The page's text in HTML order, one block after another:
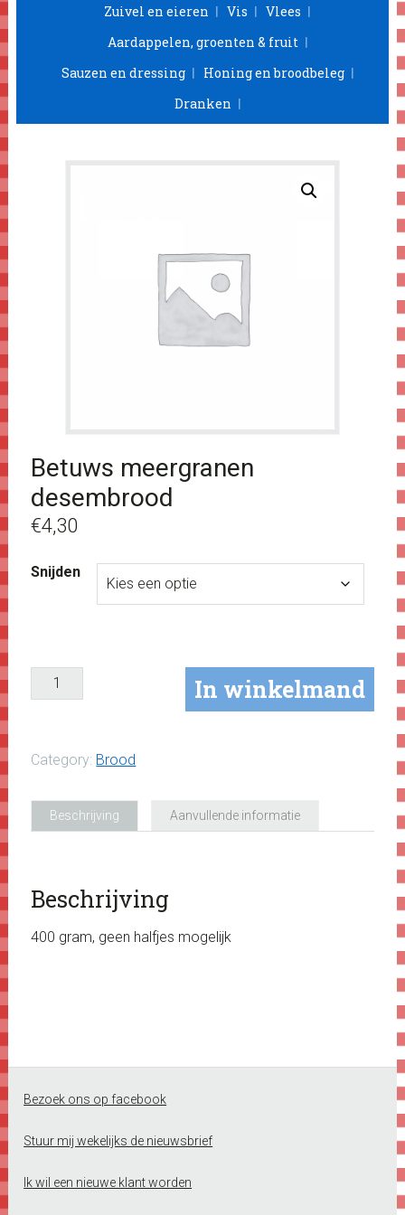
Zuivel en eieren
Vis
Vlees
Aardappelen, groenten & fruit
Sauzen en dressing
Honing en broodbeleg
Dranken
Betuws meergranen
desembrood
€4,30
Snijden
In winkelmand
Category: Brood
Beschrijving Aanvullende informatie
Beschrijving
400 gram, geen halfjes mogelijk
Footer
Bezoek ons op facebook
Stuur mij wekelijks de nieuwsbrief
Ik wil een nieuwe klant worden